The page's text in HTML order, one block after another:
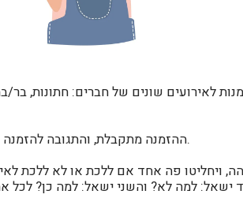
לאירועים שונים של חברים: חתונות, בר/
ההזמנה מתקבלת, והתגובה להזמנה יכולה להיות מגוונת.
ויחליטו פה אחד אם ללכת או לא ללכת
ישאל: למה לא? והשני ישאל: למה כן? לכל